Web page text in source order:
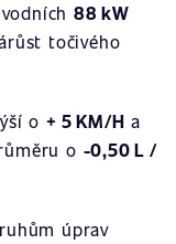
88 kW
točivého
o + 5 KM/H a
o -0,50 L /
úprav